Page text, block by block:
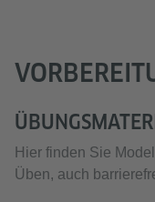
Hier finden Sie
Üben, auch